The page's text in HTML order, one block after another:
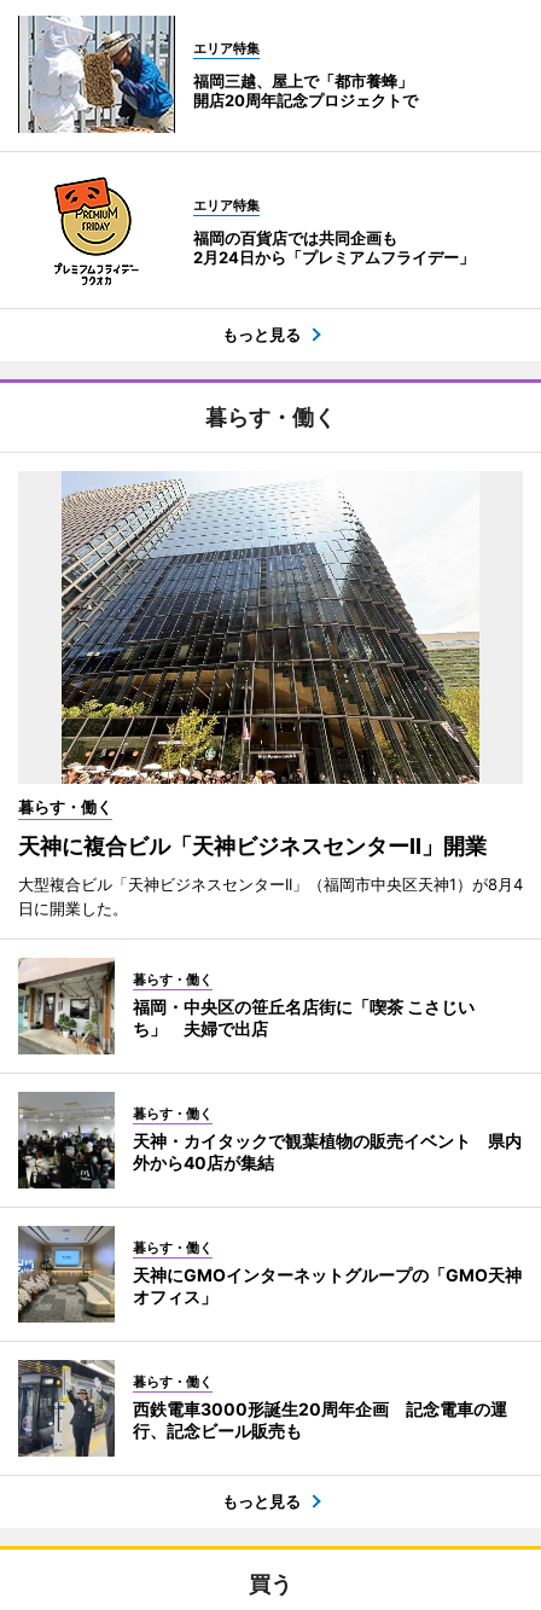
エリア特集
福岡三越、屋上で「都市養蜂」
開店20周年記念プロジェクトで
エリア特集
福岡の百貨店では共同企画も
2月24日から「プレミアムフライデー」
もっと見る
暮らす・働く
暮らす・働く
天神に複合ビル「天神ビジネスセンターII」開業
大型複合ビル「天神ビジネスセンターII」（福岡市中央区天神1）が8月4
日に開業した。
暮らす・働く
福岡・中央区の笹丘名店街に「喫茶 こさじい
ち」 夫婦で出店
暮らす・働く
天神・カイタックで観葉植物の販売イベント 県内
外から40店が集結
暮らす・働く
天神にGMOインターネットグループの「GMO天神
オフィス」
暮らす・働く
西鉄電車3000形誕生20周年企画 記念電車の運
行、記念ビール販売も
もっと見る
買う